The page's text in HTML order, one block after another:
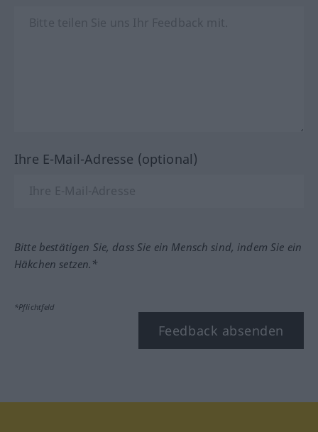
Ihre E-Mail-Adresse (optional)
Bitte bestätigen Sie, dass Sie ein Mensch sind, indem Sie ein
Häkchen setzen.*
*Pflichtfeld
Feedback absenden